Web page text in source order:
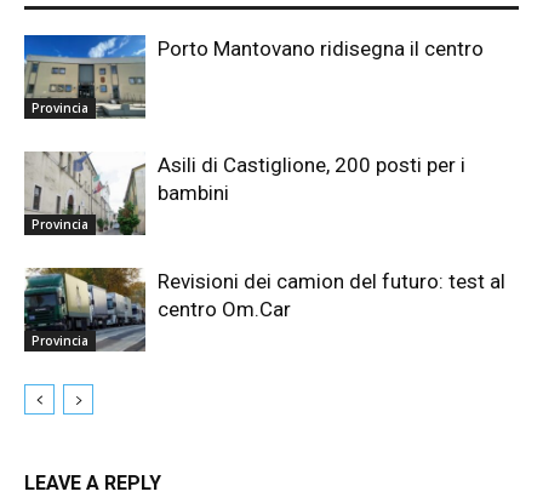
Provincia
Porto Mantovano ridisegna il centro
Provincia
Asili di Castiglione, 200 posti per i
bambini
Provincia
Revisioni dei camion del futuro: test al
centro Om.Car
LEAVE A REPLY